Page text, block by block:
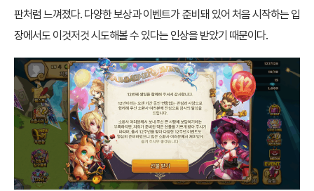
판처럼 느껴졌다. 다양한 보상과 이벤트가 준비돼 있어 처음 시작하는 입
장에서도 이것저것 시도해볼 수 있다는 인상을 받았기 때문이다.